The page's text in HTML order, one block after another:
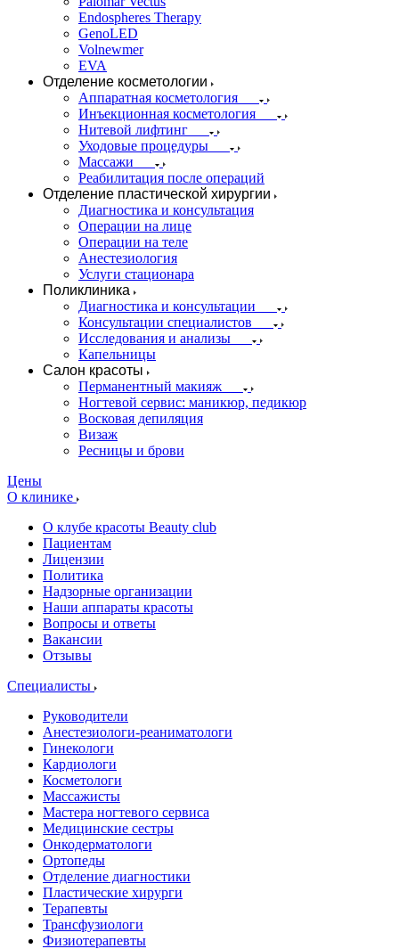
Endospheres Therapy
GenoLED
Volnewmer
EVA
Отделение косметологии
Аппаратная косметология
Инъекционная косметология
Нитевой лифтинг
Уходовые процедуры
Массажи
Реабилитация после операций
Отделение пластической хирургии
Диагностика и консультация
Операции на лице
Операции на теле
Анестезиология
Услуги стационара
Поликлиника
Диагностика и консультации
Консультации специалистов
Исследования и анализы
Капельницы
Салон красоты
Перманентный макияж
Ногтевой сервис: маникюр, педикюр
Восковая депиляция
Визаж
Ресницы и брови
Цены
О клинике
О клубе красоты Beauty club
Пациентам
Лицензии
Политика
Надзорные организации
Наши аппараты красоты
Вопросы и ответы
Вакансии
Отзывы
Специалисты
Руководители
Анестезиологи-реаниматологи
Гинекологи
Кардиологи
Косметологи
Массажисты
Мастера ногтевого сервиса
Медицинские сестры
Онкодерматологи
Ортопеды
Отделение диагностики
Пластические хирурги
Терапевты
Трансфузиологи
Физиотерапевты